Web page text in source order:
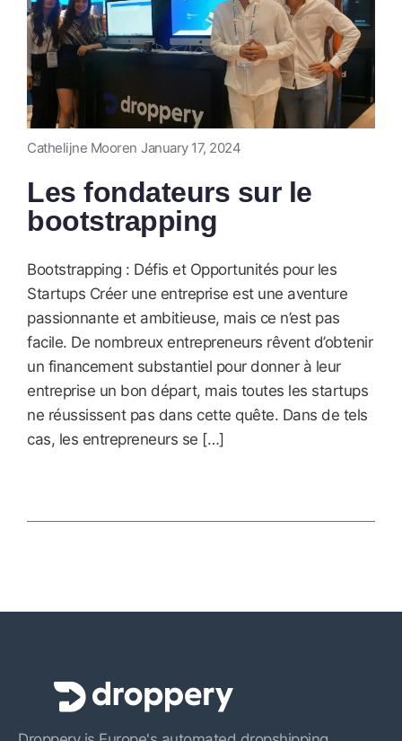
Cathelijne Mooren January 17, 2024
Les fondateurs sur le
bootstrapping
Bootstrapping : Défis et Opportunités pour les
Startups Créer une entreprise est une aventure
passionnante et ambitieuse, mais ce n’est pas
facile. De nombreux entrepreneurs rêvent d’obtenir
un financement substantiel pour donner à leur
entreprise un bon départ, mais toutes les startups
ne réussissent pas dans cette quête. Dans de tels
cas, les entrepreneurs se […]